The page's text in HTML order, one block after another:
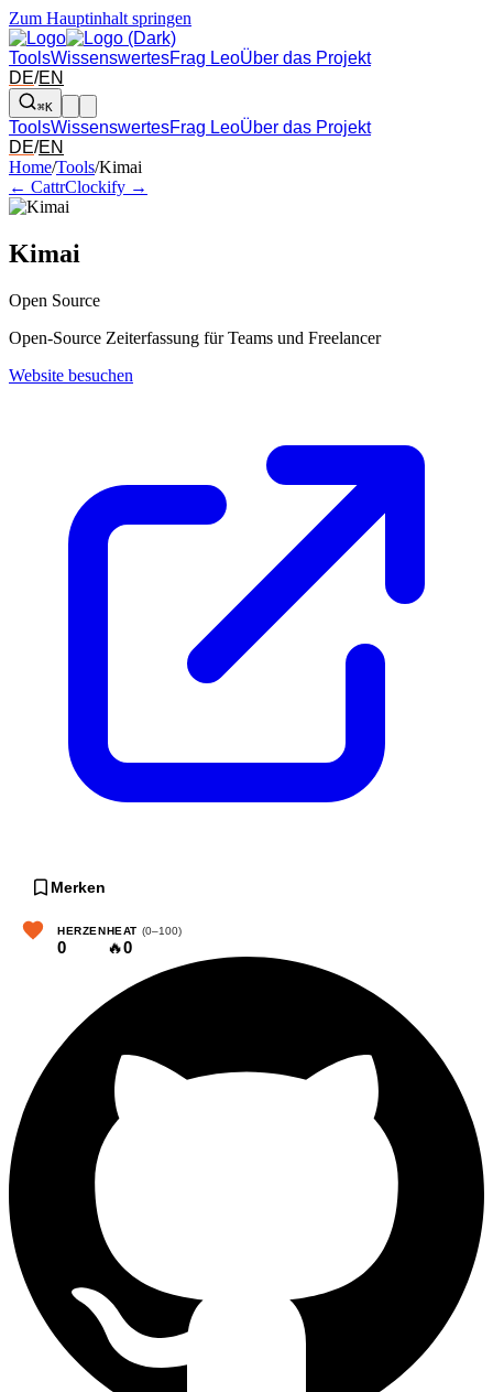
Zum Hauptinhalt springen
ToolsWissenswertesFrag LeoÜber das Projekt
DE/EN
⌘K
ToolsWissenswertesFrag LeoÜber das Projekt
DE/EN
Pfeil links und rechts: zum benachbarten Tool in der Übersicht
Home/Tools/Kimai
← CattrClockify →
Kimai
Open Source
Open-Source Zeiterfassung für Teams und Freelancer
Website besuchen
Merken
HERZEN
0
HEAT (0–100)
🔥0